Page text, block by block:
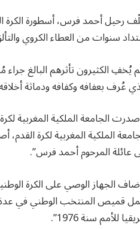
رحيل أحمد فرس، أسطورة الكرة
سنوات من العطاء الكروي
يُخفِ الكثيرون تأثرهم البالغ
عُرف بعفافه وكفافه ودماثة
الجامعة الملكية المغربية
الملكية المغربية لكرة
عائلة المرحوم أحمد فرس”.
الجهاز الوصي على الكرة
قميص المنتخب الوطني في عدة
للأمم سنة 1976”.